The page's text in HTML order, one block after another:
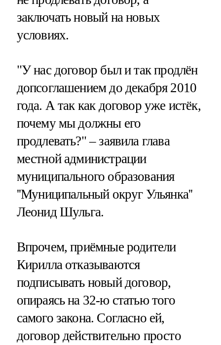
заключать новый на новых
условиях.
"У нас договор был и так продлён
допсоглашением до декабря 2010
года. А так как договор уже истёк,
почему мы должны его
продлевать?" – заявила глава
местной администрации
муниципального образования
''Муниципальный округ Ульянка''
Леонид Шульга.
Впрочем, приёмные родители
Кирилла отказываются
подписывать новый договор,
опираясь на 32-ю статью того
самого закона. Согласно ей,
договор действительно просто